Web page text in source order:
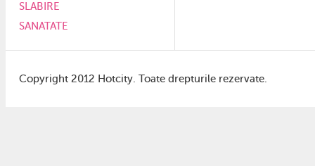
SLABIRE
SANATATE
Copyright 2012 Hotcity. Toate drepturile rezervate.